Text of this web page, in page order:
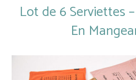
Lot de 6 Serviettes
En